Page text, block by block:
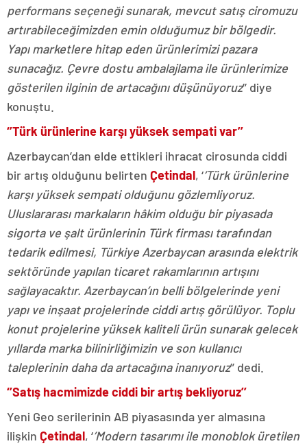
performans seçeneği sunarak, mevcut satış ciromuzu
artırabileceğimizden emin olduğumuz bir bölgedir.
Yapı marketlere hitap eden ürünlerimizi pazara
sunacağız. Çevre dostu ambalajlama ile ürünlerimize
gösterilen ilginin de artacağını düşünüyoruz’’ diye
konuştu.
‘’Türk ürünlerine karşı yüksek sempati var’’
Azerbaycan’dan elde ettikleri ihracat cirosunda ciddi
bir artış olduğunu belirten Çetindal, ‘’Türk ürünlerine
karşı yüksek sempati olduğunu gözlemliyoruz.
Uluslararası markaların hâkim olduğu bir piyasada
sigorta ve şalt ürünlerinin Türk firması tarafından
tedarik edilmesi, Türkiye Azerbaycan arasında elektrik
sektöründe yapılan ticaret rakamlarının artışını
sağlayacaktır. Azerbaycan’ın belli bölgelerinde yeni
yapı ve inşaat projelerinde ciddi artış görülüyor. Toplu
konut projelerine yüksek kaliteli ürün sunarak gelecek
yıllarda marka bilinirliğimizin ve son kullanıcı
taleplerinin daha da artacağına inanıyoruz’’ dedi.
‘’Satış hacmimizde ciddi bir artış bekliyoruz’’
Yeni Geo serilerinin AB piyasasında yer almasına
ilişkin Çetindal, ‘’Modern tasarımı ile monoblok üretilen